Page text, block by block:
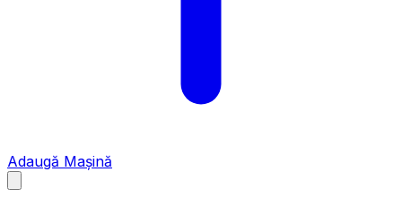
Adaugă Mașină